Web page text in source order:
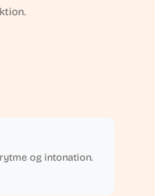
og intonation.